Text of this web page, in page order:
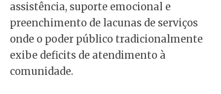
assistência, suporte emocional e
preenchimento de lacunas de serviços
onde o poder público tradicionalmente
exibe deficits de atendimento à
comunidade.